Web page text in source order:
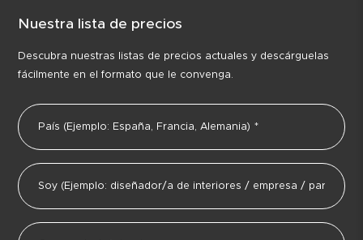
Nuestra lista de precios
Descubra nuestras listas de precios actuales y descárguelas
fácilmente en el formato que le convenga.